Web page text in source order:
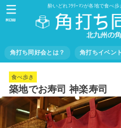
酔いどれﾌﾗﾘｰﾏﾝが各地で食べ
角打ち同好会とは？ 角打ちイベン
MENU
食べ歩き
築地でお寿司 神楽寿司